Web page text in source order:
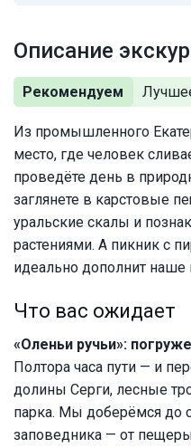
Описание
Рекомендуем
Из промышленного
место, где человек
проведёте день в
заглянете в карстовые
уральские скалы и
растениями. А пикник с
идеально дополнит наше
Что вас ожидает
«Оленьи ручьи»:
Полтора часа пути — и
долины Серги, лесные
парка. Мы доберёмся до
заповедника — от